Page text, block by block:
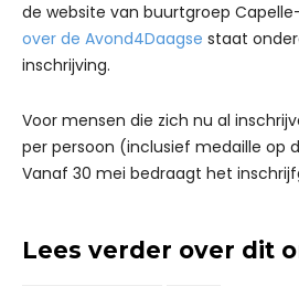
de website van buurtgroep
over de Avond4Daagse staat
inschrijving.
Voor mensen die zich nu al
per persoon (inclusief medaille op
Vanaf 30 mei bedraagt het
Lees verder over dit